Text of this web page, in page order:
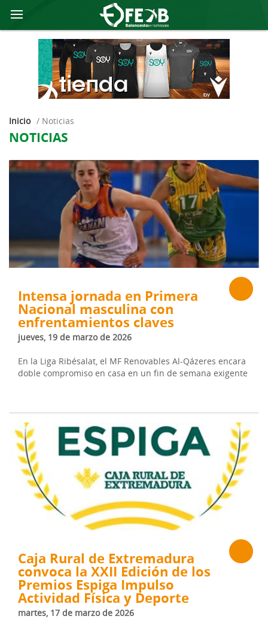
Inicio / noticias
NOTICIAS
Intensa jornada en Primera
Nacional masculina con
enfrentamientos claves
jueves, 19 de marzo de 2026
En la Liga Ribésalat, el MF Renovables Al-Qázeres encara
doble compromiso en casa en un fin de semana exigente
Caja Rural de Extremadura
convoca la XXII Edición de los
Premios Espiga Impulso
Actividad Física y Deporte
martes, 17 de marzo de 2026